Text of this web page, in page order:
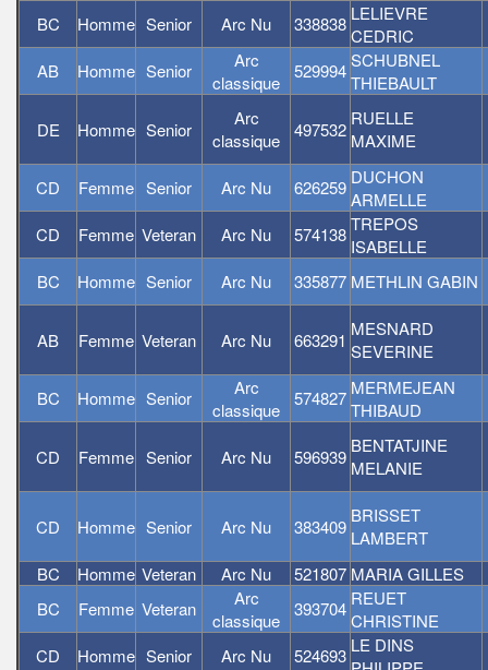
BC Homme Senior Arc Nu 338838 LELIEVRE
CEDRIC
AB
Homme Senior
Arc
classique
529994SCHUBNEL
THIEBAULT
DE Homme Senior
Arc
classique
497532
RUELLE
MAXIME
CD Femme Senior Arc Nu 626259 DUCHON
ARMELLE
CD
Femme Veteran Arc Nu 574138TREPOS
ISABELLE
BC
Homme Senior Arc Nu 335877 METHLIN GABIN
AB Femme Veteran Arc Nu 663291
MESNARD
SEVERINE
BC Homme Senior
Arc
classique
574827 MERMEJEAN
THIBAUD
CD Femme Senior Arc Nu 596939
BENTATJINE
MELANIE
CD Homme Senior Arc Nu 383409
BRISSET
LAMBERT
BC
Homme Veteran Arc Nu 521807 MARIA GILLES
BC
Femme Veteran
Arc
classique
393704 REUET
CHRISTINE
CD
Homme Senior Arc Nu 524693 LE DINS